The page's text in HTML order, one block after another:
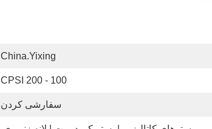
China.Yixing
100 - 200 CPSI
سفارشی کردن